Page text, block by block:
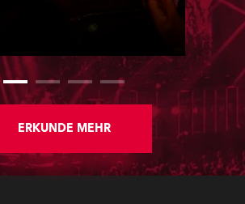
most talented LDs, Ryan
core components of 150
lights.
ERKUNDE MEHR